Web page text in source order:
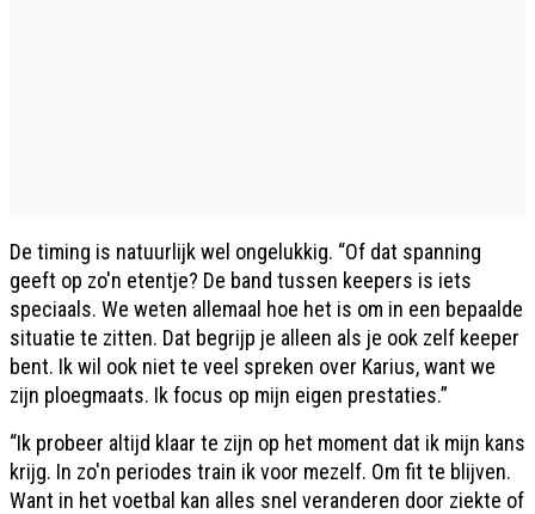
De timing is natuurlijk wel ongelukkig. “Of dat spanning
geeft op zo'n etentje? De band tussen keepers is iets
speciaals. We weten allemaal hoe het is om in een bepaalde
situatie te zitten. Dat begrijp je alleen als je ook zelf keeper
bent. Ik wil ook niet te veel spreken over Karius, want we
zijn ploegmaats. Ik focus op mijn eigen prestaties.”
“Ik probeer altijd klaar te zijn op het moment dat ik mijn kans
krijg. In zo'n periodes train ik voor mezelf. Om fit te blijven.
Want in het voetbal kan alles snel veranderen door ziekte of